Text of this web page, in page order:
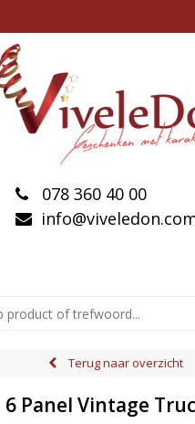
078 360 40 00
Terug naar overzicht
6 Panel Vintage